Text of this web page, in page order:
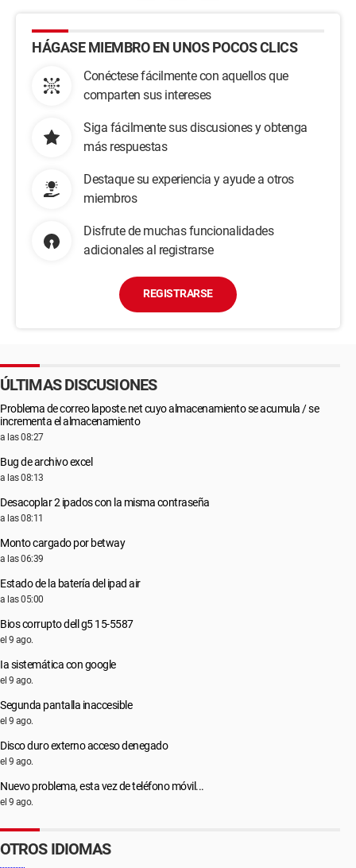
HÁGASE MIEMBRO EN UNOS POCOS CLICS
Conéctese fácilmente con aquellos que
comparten sus intereses
Siga fácilmente sus discusiones y obtenga
más respuestas
Destaque su experiencia y ayude a otros
miembros
Disfrute de muchas funcionalidades
adicionales al registrarse
REGISTRARSE
ÚLTIMAS DISCUSIONES
Problema de correo laposte.net cuyo almacenamiento se acumula / se
incrementa el almacenamiento
a las 08:27
Bug de archivo excel
a las 08:13
Desacoplar 2 ipados con la misma contraseña
a las 08:11
Monto cargado por betway
a las 06:39
Estado de la batería del ipad air
a las 05:00
Bios corrupto dell g5 15-5587
el 9 ago.
Ia sistemática con google
el 9 ago.
Segunda pantalla inaccesible
el 9 ago.
Disco duro externo acceso denegado
el 9 ago.
Nuevo problema, esta vez de teléfono móvil...
el 9 ago.
OTROS IDIOMAS